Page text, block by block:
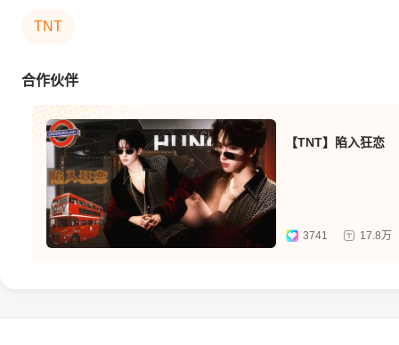
TNT
合作伙伴
【TNT】陷入狂恋
3741 17.8万